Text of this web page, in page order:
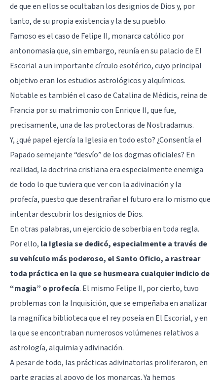
de que en ellos se ocultaban los designios de Dios y, por
tanto, de su propia existencia y la de su pueblo.
Famoso es el caso de Felipe II, monarca católico por
antonomasia que, sin embargo, reunía en su palacio de El
Escorial a un importante círculo esotérico, cuyo principal
objetivo eran los estudios astrológicos y alquímicos.
Notable es también el caso de Catalina de Médicis, reina de
Francia por su matrimonio con Enrique II, que fue,
precisamente, una de las protectoras de Nostradamus.
Y, ¿qué papel ejercía la Iglesia en todo esto? ¿Consentía el
Papado semejante “desvío” de los dogmas oficiales? En
realidad, la doctrina cristiana era especialmente enemiga
de todo lo que tuviera que ver con la adivinación y la
profecía, puesto que desentrañar el futuro era lo mismo que
intentar descubrir los designios de Dios.
En otras palabras, un ejercicio de soberbia en toda regla.
Por ello, la Iglesia se dedicó, especialmente a través de
su vehículo más poderoso, el Santo Oficio, a rastrear
toda práctica en la que se husmeara cualquier indicio de
“magia” o profecía. El mismo Felipe II, por cierto, tuvo
problemas con la Inquisición, que se empeñaba en analizar
la magnífica biblioteca que el rey poseía en El Escorial, y en
la que se encontraban numerosos volúmenes relativos a
astrología, alquimia y adivinación.
A pesar de todo, las prácticas adivinatorias proliferaron, en
parte gracias al apoyo de los monarcas. Ya hemos